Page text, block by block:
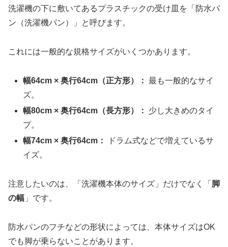
洗濯機の下に敷いてあるプラスチックの受け皿を「防水パ
ン（洗濯機パン）」と呼びます。
これには一般的な規格サイズがいくつかあります。
幅64cm × 奥行64cm（正方形）： 最も一般的なサイ
ズ。
幅80cm × 奥行64cm（長方形）：
少し大きめのタイ
プ。
幅74cm × 奥行64cm：
ドラム式などで増えているサ
イズ。
注意したいのは、「洗濯機本体のサイズ」だけでなく「 脚
の幅 」です。
防水パンのフチなどの形状によっては、本体サイズはOK
でも脚が乗らないことがあります。